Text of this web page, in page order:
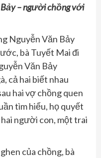
–người chồng với
Nguyễn Văn Bảy
bà Tuyết Mai đi
Văn Bảy
cả hai biết nhau
hai vợ chồng quen
tìm hiểu, họ quyết
người con, một trai
của chồng, bà